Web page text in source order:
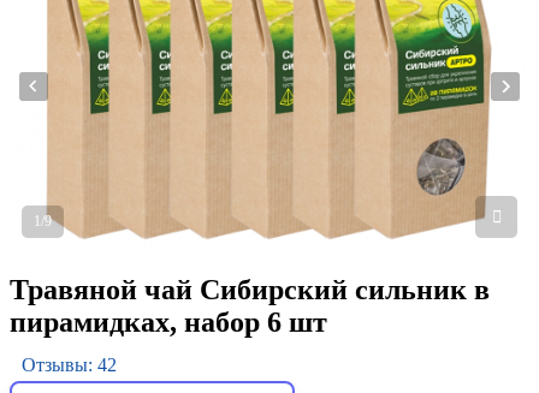
1/9
Травяной чай Сибирский сильник в
пирамидках, набор 6 шт
Отзывы: 42